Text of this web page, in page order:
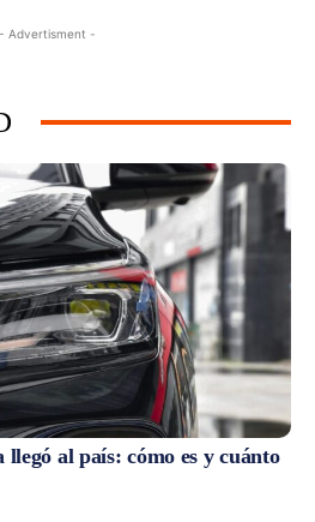
- Advertisment -
al país: cómo es y cuánto